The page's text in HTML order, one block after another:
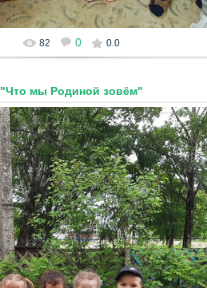
82 0 0.0
"Что мы Родиной зовём"